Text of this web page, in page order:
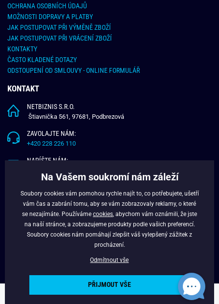
OCHRANA OSOBNÍCH ÚDAJŮ
MOŽNOSTI DOPRAVY A PLATBY
JAK POSTUPOVAT PŘI VÝMĚNĚ ZBOŽÍ
JAK POSTUPOVAT PŘI VRÁCENÍ ZBOŽÍ
KONTAKTY
ČASTO KLADENÉ DOTAZY
ODSTOUPENÍ OD SMLOUVY - ONLINE FORMULÁŘ
KONTAKT
NETBIZNIS S.R.O.
Štiavnička 561, 97681, Podbrezová
ZAVOLAJTE NÁM:
+420 228 226 110
NAPÍŠTE NÁM:
O NÁS
VĚRNOSTNÍ PROGRAM
Copyright © 2024 - Budchlap.cz Všechna práva vyhrazena. webdesign ©
Na Vašem soukromí nám záleží
Soubory cookies vám pomohou rychle najít to, co potřebujete, ušetří
vám čas a zabrání tomu, aby se vám zobrazovaly reklamy, o které
se nezajímáte. Používáme cookies , abychom vám oznámili, že jste
na naší stránce, a zobrazujeme produkty podle vašich preferencí.
Soubory cookies nám pomáhají zlepšit váš vylepšený zážitek z
procházení.
Odmítnout vše
PŘIJMOUT VŠE